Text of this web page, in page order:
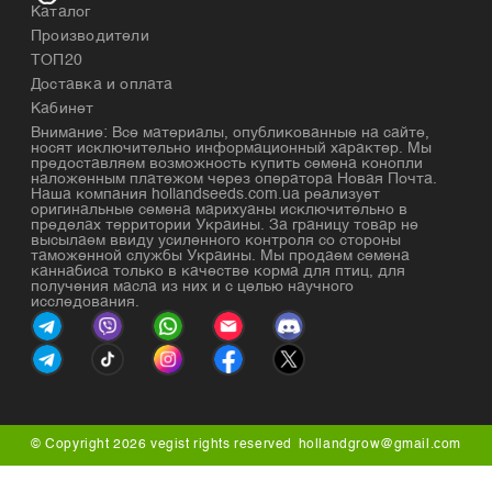
семенной материал для выращивания
используется для производства тканей и
одежды, ведь одежда из конопли обладает
рядом преимуществ:
выращивания не требуется много
удобрений, а сама она быстро растет;
долговечность. Конопляное волокно
ценится своими износостойкими
свойствами. Одежда из конопли служит
долго, практически не теряя форму и цвет.
Особенно это важно для производства
веревок и сумок;
гигроскопичность. Конопля прекрасно
впитывает влагу и быстро сохнет, что
делает ее комфортной в носке в любую
погоду;
антибактериальные свойства, что
ткань надежно защищает от вредного
воздействия солнечных лучей;
Каталог
Производители
ТОП20
Доставка и оплата
Кабинет
Внимание: Все материалы, опубликованные на сайте,
носят исключительно информационный характер. Мы
предоставляем возможность купить семена конопли
наложенным платежом через оператора Новая Почта.
Наша компания hollandseeds.com.ua реализует
оригинальные семена марихуаны исключительно в
пределах территории Украины. За границу товар не
высылаем ввиду усиленного контроля со стороны
таможенной службы Украины. Мы продаем семена
каннабиса только в качестве корма для птиц, для
получения масла из них и с целью научного
исследования.
© Copyright 2026 vegist rights reserved hollandgrow@gmail.com